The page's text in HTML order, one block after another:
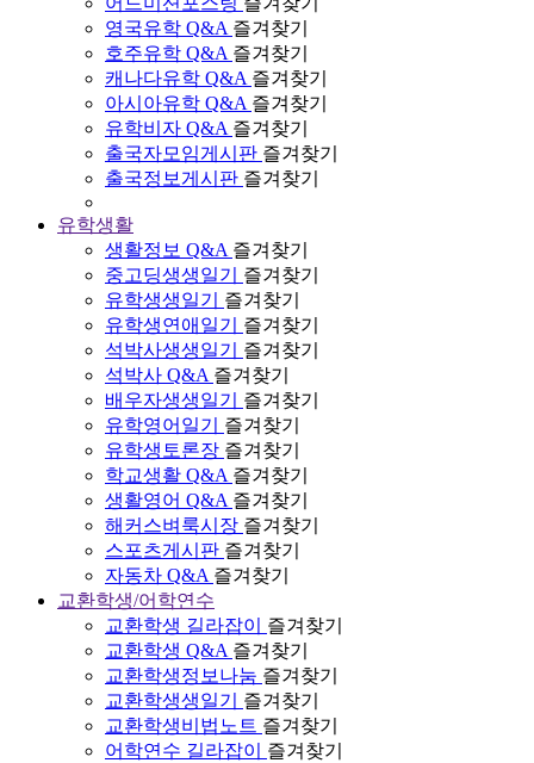
영국유학 Q&A 즐겨찾기
호주유학 Q&A 즐겨찾기
캐나다유학 Q&A 즐겨찾기
아시아유학 Q&A 즐겨찾기
유학비자 Q&A 즐겨찾기
출국자모임게시판 즐겨찾기
출국정보게시판 즐겨찾기
유학생활
생활정보 Q&A 즐겨찾기
중고딩생생일기
즐겨찾기
유학생생일기
즐겨찾기
유학생연애일기
즐겨찾기
석박사생생일기
즐겨찾기
석박사 Q&A 즐겨찾기
배우자생생일기
즐겨찾기
유학영어일기
즐겨찾기
유학생토론장 즐겨찾기
학교생활 Q&A 즐겨찾기
생활영어 Q&A 즐겨찾기
해커스벼룩시장 즐겨찾기
스포츠게시판 즐겨찾기
자동차 Q&A 즐겨찾기
교환학생/어학연수
교환학생 길라잡이
즐겨찾기
교환학생 Q&A 즐겨찾기
교환학생정보나눔 즐겨찾기
교환학생생일기
즐겨찾기
교환학생비법노트 즐겨찾기
어학연수 길라잡이
즐겨찾기